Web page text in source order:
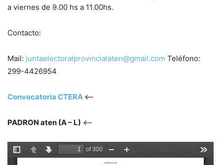
a viernes de 9.00 hs a 11.00hs.
Contacto:
Mail: juntaelectoralprovincialaten@gmail.com Teléfono:
299-4426954
Convocatoria CTERA <–
PADRON aten (A – L) <–